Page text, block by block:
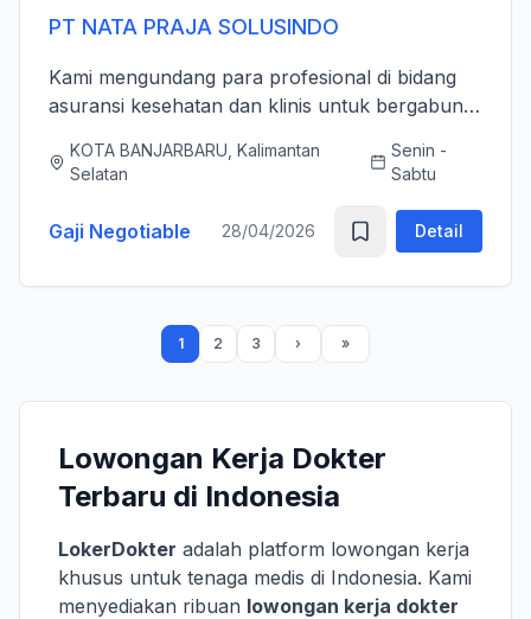
PT NATA PRAJA SOLUSINDO
Kami mengundang para profesional di bidang
asuransi kesehatan dan klinis untuk bergabung
(Senior Officer) untuk memperkuat layanan
KOTA BANJARBARU, Kalimantan
Selatan
Senin -
Sabtu
Gaji Negotiable 28/04/2026 Detail
1 2 3
Lowongan Kerja Dokter
Terbaru di Indonesia
LokerDokter adalah platform lowongan kerja
khusus untuk tenaga medis di Indonesia. Kami
menyediakan ribuan lowongan kerja dokter